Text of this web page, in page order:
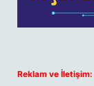
Reklam ve İletişim: